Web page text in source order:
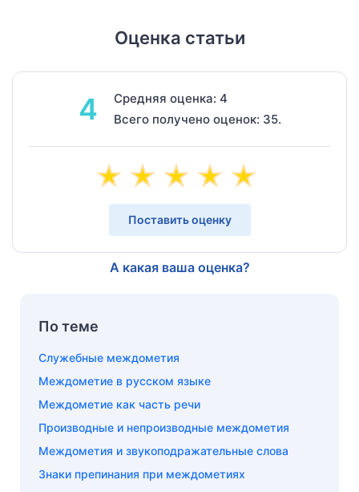
Оценка статьи
4
Средняя оценка: 4
Всего получено оценок: 35.
Поставить оценку
А какая ваша оценка?
По теме
Служебные междометия
Междометие в русском языке
Междометие как часть речи
Производные и непроизводные междометия
Междометия и звукоподражательные слова
Знаки препинания при междометиях